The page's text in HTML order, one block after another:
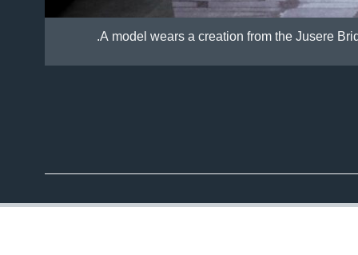
A model wears a creation from the Jusere